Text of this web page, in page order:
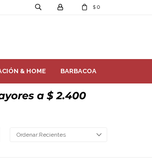
& HOME BARBACOA
$ 0
Recientes